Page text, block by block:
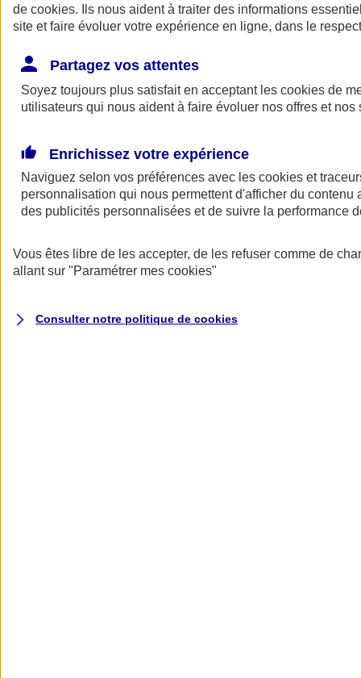
AXA Assurance
de cookies. Ils nous aident à traiter des informations
site et faire évoluer votre expérience en ligne, dans le
Partagez vos attentes
Soyez toujours plus satisfait en acceptant les cookies de
utilisateurs qui nous aident à faire évoluer nos offres et nos
Enrichissez votre expérience
Naviguez selon vos préférences avec les cookies et
personnalisation qui nous permettent d'afficher du contenu
des publicités personnalisées et de suivre la performance
Vous êtes libre de les accepter, de les refuser comme de
allant sur "Paramétrer mes cookies"
Consulter notre politique de cookies